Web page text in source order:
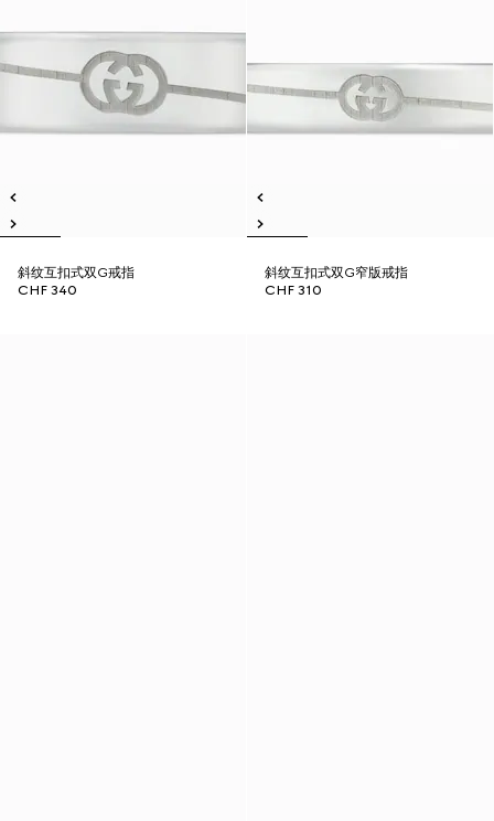
斜纹互扣式双G戒指
CHF 340
斜纹互扣式双G窄版戒指
CHF 310